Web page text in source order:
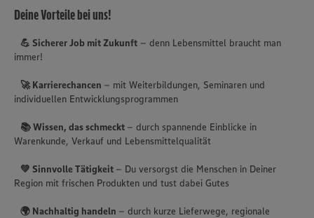
Deine Vorteile bei uns!
💪 Sicherer Job mit Zukunft – denn Lebensmittel braucht man
immer!
🚀 Karrierechancen – mit Weiterbildungen, Seminaren und
individuellen Entwicklungsprogrammen
📚 Wissen, das schmeckt – durch spannende Einblicke in
Warenkunde, Verkauf und Lebensmittelqualität
💚 Sinnvolle Tätigkeit – Du versorgst die Menschen in Deiner
Region mit frischen Produkten und tust dabei Gutes
🌍 Nachhaltig handeln – durch kurze Lieferwege, regionale